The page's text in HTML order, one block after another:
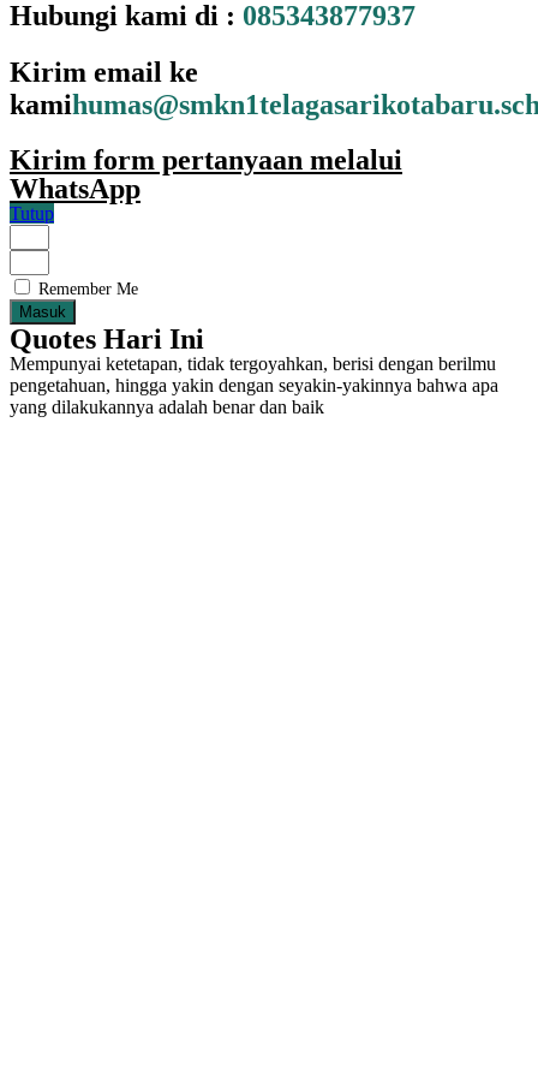
Hubungi kami di : 085343877937
Kirim email ke
kami
Kirim form pertanyaan melalui
WhatsApp
Tutup
Remember Me
Masuk
Quotes Hari Ini
Mempunyai ketetapan, tidak tergoyahkan, berisi dengan berilmu
pengetahuan, hingga yakin dengan seyakin-yakinnya bahwa apa
yang dilakukannya adalah benar dan baik